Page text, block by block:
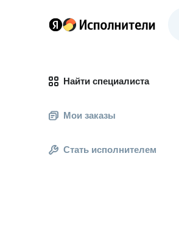
Найти специалиста
Мои заказы
Стать исполнителем